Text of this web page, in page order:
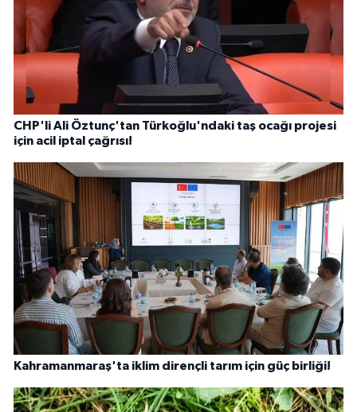
CHP'li Ali Öztunç'tan Türkoğlu'ndaki taş ocağı projesi
için acil iptal çağrısı!
Kahramanmaraş'ta iklim dirençli tarım için güç birliği!